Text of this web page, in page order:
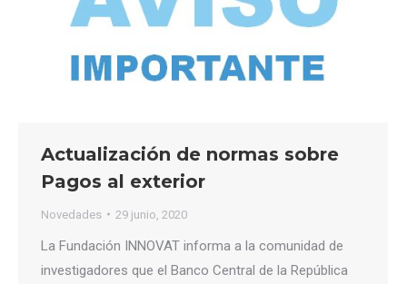
Actualización de normas sobre
Pagos al exterior
Novedades 29 junio, 2020
La Fundación INNOVAT informa a la comunidad de
investigadores que el Banco Central de la República